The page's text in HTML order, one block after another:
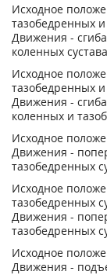
Исходное
тазобедренных
Движения -
коленных
Исходное
тазобедренных
Движения -
коленных и
Исходное
Движения -
тазобедренных
Исходное
тазобедренных
Движения -
тазобедренных
Исходное
Движения -